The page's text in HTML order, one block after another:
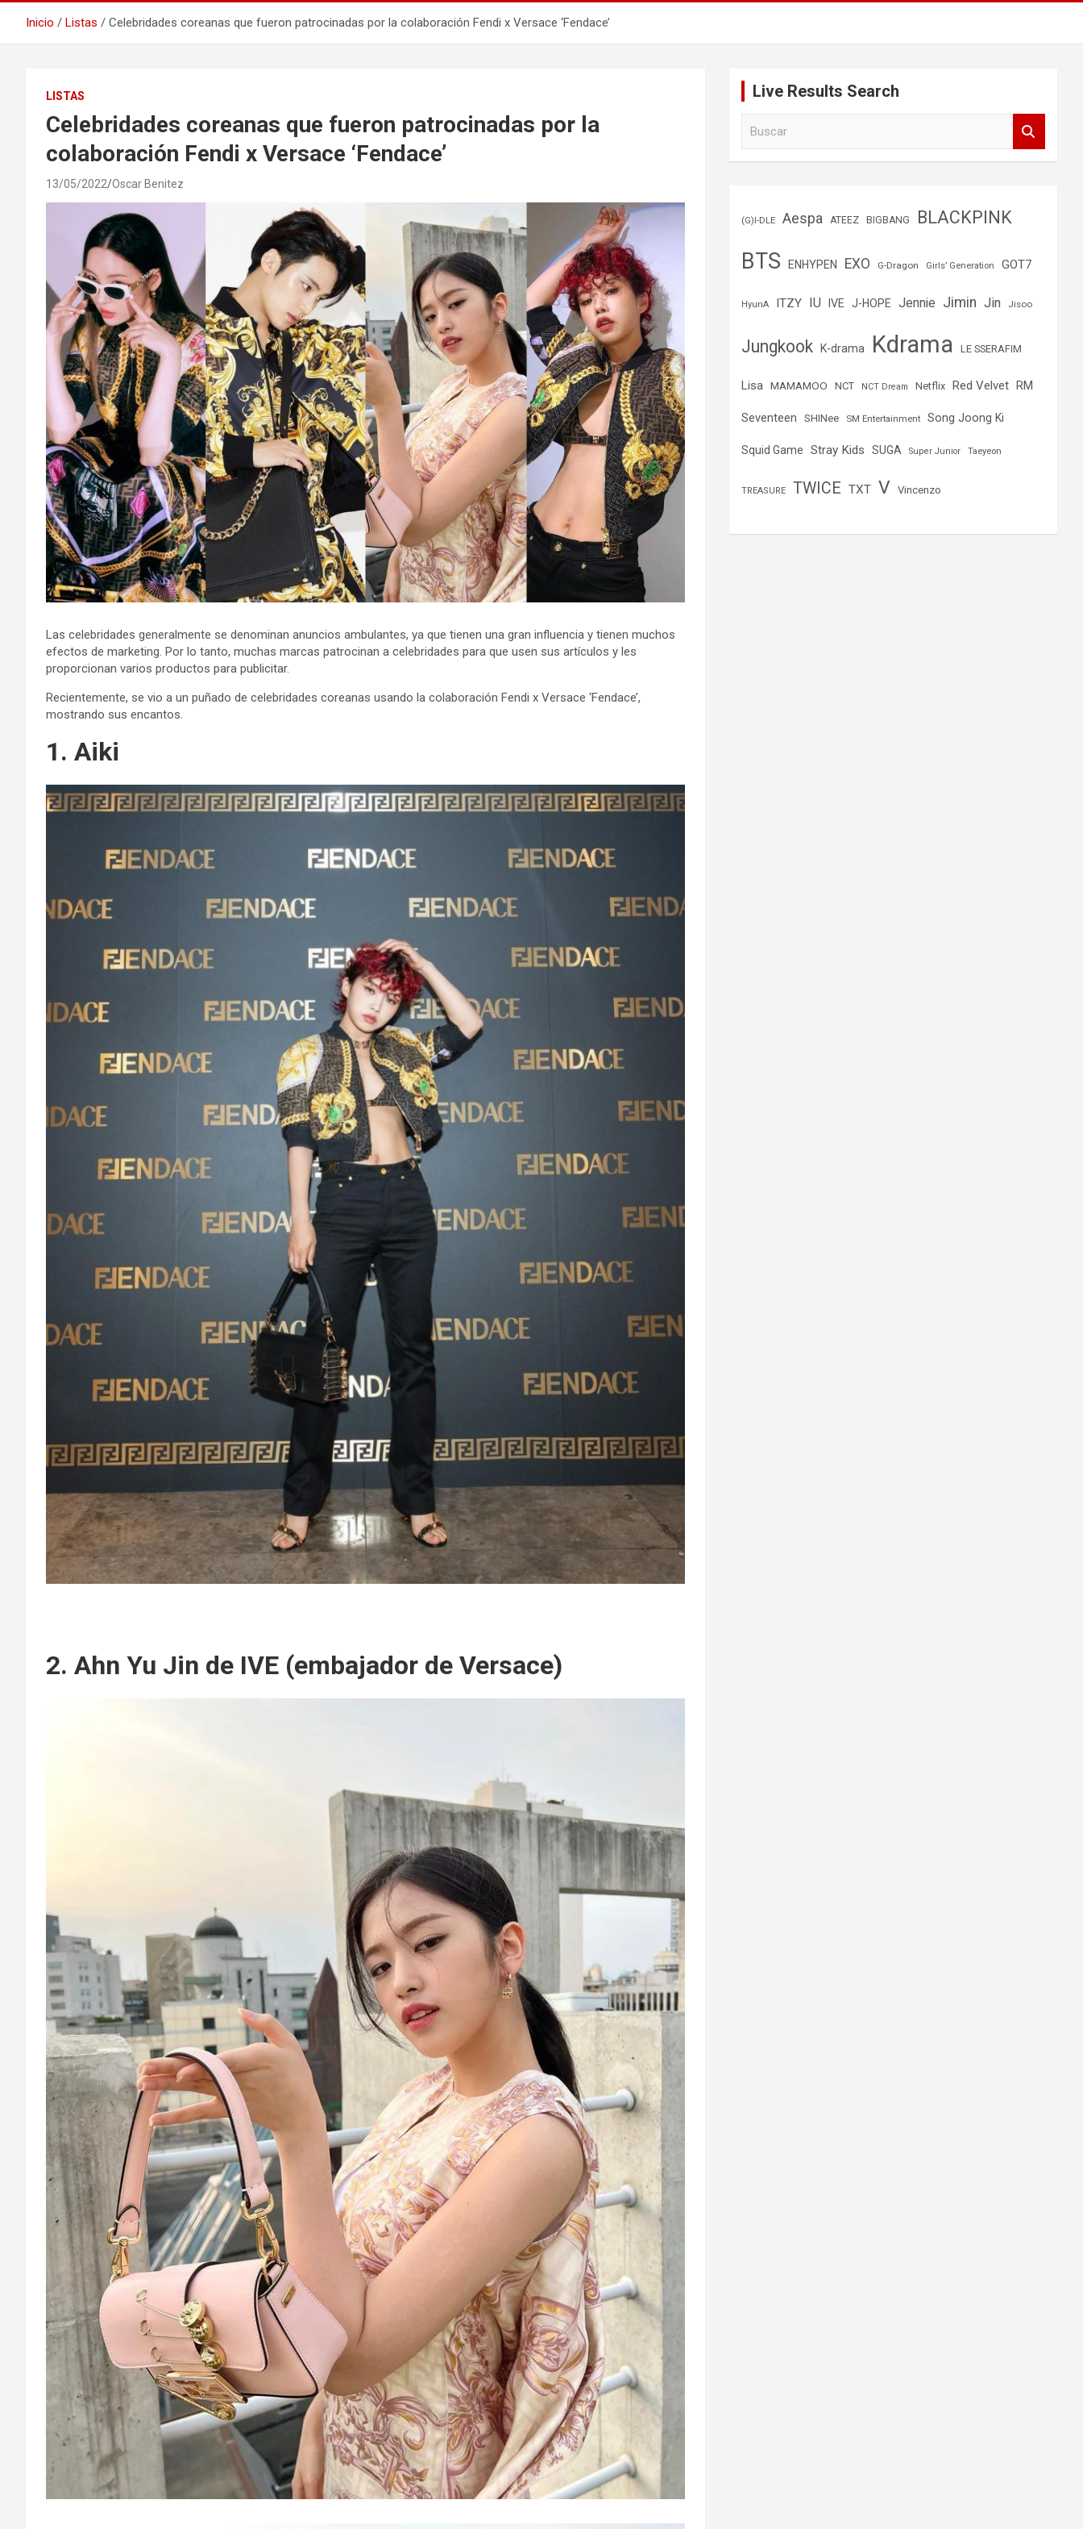
Inicio Listas Celebridades coreanas que fueron patrocinadas por la colaboración Fendi x Versace ‘Fendace’
LISTAS
Celebridades coreanas que fueron patrocinadas por la
colaboración Fendi x Versace ‘Fendace’
13/05/2022 Oscar Benitez
Las celebridades generalmente se denominan anuncios ambulantes, ya que tienen una gran influencia y tienen muchos
efectos de marketing. Por lo tanto, muchas marcas patrocinan a celebridades para que usen sus artículos y les
proporcionan varios productos para publicitar.
Recientemente, se vio a un puñado de celebridades coreanas usando la colaboración Fendi x Versace ‘Fendace’,
mostrando sus encantos.
1. Aiki
2. Ahn Yu Jin de IVE (embajador de Versace)
Live Results Search
(G)I-DLE Aespa ATEEZ BIGBANG BLACKPINK
BTS ENHYPEN EXO G-Dragon Girls’ Generation GOT7
HyunA ITZY IU IVE J-HOPE Jennie Jimin Jin Jisoo
Jungkook K-drama Kdrama LE SSERAFIM
Lisa MAMAMOO NCT NCT Dream Netflix Red Velvet RM
Seventeen SHINee SM Entertainment Song Joong Ki
Squid Game Stray Kids SUGA Super Junior Taeyeon
TREASURE TWICE TXT V Vincenzo